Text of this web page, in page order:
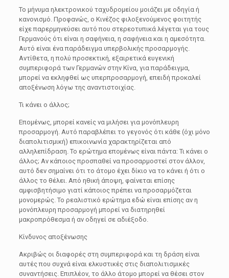
Το μήνυμα ηλεκτρονικού ταχυδρομείου μοιάζει με οδηγία ή
κανονισμό. Προφανώς, ο Κινέζος φιλοξενούμενος φοιτητής
είχε παρερμηνεύσει αυτό που στερεοτυπικά λέγεται για τους
Γερμανούς ότι είναι η σαφήνεια, η σαφήνεια και η αμεσότητα.
Αυτό είναι ένα παράδειγμα υπερβολικής προσαρμογής.
Αντίθετα, η πολύ προσεκτική, εξαιρετικά ευγενική
συμπεριφορά των Γερμανών στην Κίνα, για παράδειγμα,
μπορεί να εκληφθεί ως υπερπροσαρμογή, επειδή προκαλεί
αποξένωση λόγω της αναντιστοιχίας.
Τι κάνει ο άλλος;
Επομένως, μπορεί κανείς να μιλήσει για μονόπλευρη
προσαρμογή. Αυτό παραβλέπει το γεγονός ότι κάθε (όχι μόνο
διαπολιτισμική) επικοινωνία χαρακτηρίζεται από
αλληλεπίδραση. Το ερώτημα επομένως είναι πάντα: Τι κάνει ο
άλλος; Αν κάποιος προσπαθεί να προσαρμοστεί στον άλλον,
αυτό δεν σημαίνει ότι το άτομο έχει δίκιο να το κάνει ή ότι ο
άλλος το θέλει. Από ηθική άποψη, φαίνεται επίσης
αμφισβητήσιμο γιατί κάποιος πρέπει να προσαρμόζεται
μονομερώς. Το ρεαλιστικό ερώτημα εδώ είναι επίσης αν η
μονόπλευρη προσαρμογή μπορεί να διατηρηθεί
μακροπρόθεσμα ή αν οδηγεί σε αδιέξοδο.
Κίνδυνος αποξένωσης
Ακριβώς οι διαφορές στη συμπεριφορά και τη δράση είναι
αυτές που συχνά είναι ελκυστικές στις διαπολιτισμικές
συναντήσεις. Επιπλέον, το άλλο άτομο μπορεί να θέσει στον